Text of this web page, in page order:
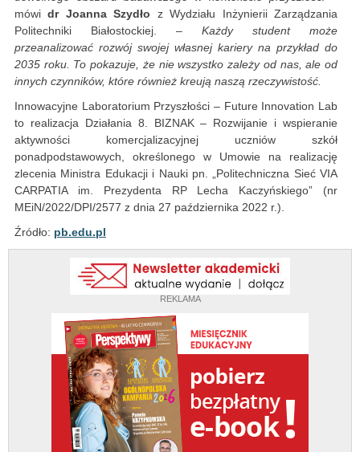
REKLAMA
mówidr Joanna Szydło z Wydziału Inżynierii Zarządzania
Politechniki Białostockiej. – Każdy student może
przeanalizować rozwój swojej własnej kariery na przykład do
2035 roku. To pokazuje, że nie wszystko zależy od nas, ale od
innych czynników, które również kreują naszą rzeczywistość.
Innowacyjne Laboratorium Przyszłości – Future Innovation Lab
to realizacja Działania 8. BIZNAK – Rozwijanie i wspieranie
aktywności komercjalizacyjnej uczniów szkół
ponadpodstawowych, określonego w Umowie na realizację
zlecenia Ministra Edukacji i Nauki pn. „Politechniczna Sieć VIA
CARPATIA im. Prezydenta RP Lecha Kaczyńskiego” (nr
MEiN/2022/DPI/2577 z dnia 27 października 2022 r.).
Źródło: pb.edu.pl